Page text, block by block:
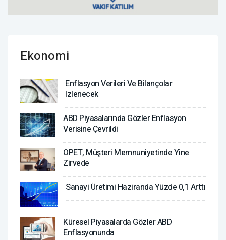
Ekonomi
Enflasyon Verileri Ve Bilançolar
Izlenecek
ABD Piyasalarında Gözler Enflasyon
Verisine Çevrildi
OPET, Müşteri Memnuniyetinde Yine
Zirvede
Sanayi Üretimi Haziranda Yüzde 0,1 Arttı
Küresel Piyasalarda Gözler ABD
Enflasyonunda